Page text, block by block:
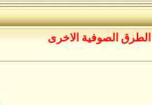
الطرق الصوفية الاخرى